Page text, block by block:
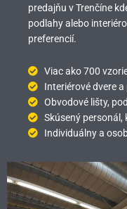
predajňu v Trenčíne
podlahy alebo
preferencií.
Viac ako 700
Interiérové dvere
Obvodové lišty,
Skúsený
Individuálny a